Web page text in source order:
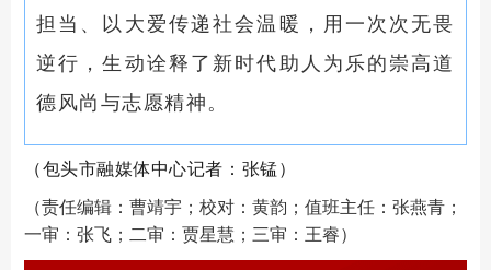
担当、以大爱传递社会温暖，用一次次无畏
逆行，生动诠释了新时代助人为乐的崇高道
德风尚与志愿精神。
（包头市融媒体中心记者：张锰）
（责任编辑：曹靖宇；校对：黄韵；值班主任：张燕青；
一审：张飞；二审：贾星慧；三审：王睿）